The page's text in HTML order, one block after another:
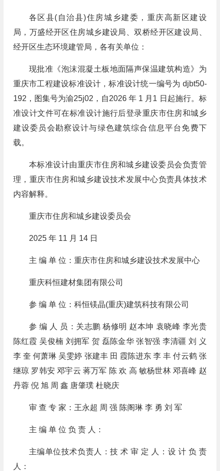
各区县(自治县)住房城乡建委，重庆高新区建设
局，万盛经开区住房城乡建设局、双桥经开区建设局、
经开区生态环境建管局，各有关单位：
现批准《泡沫混凝土板地面隔声保温建筑构造》为
重庆市工程建设标准设计，标准设计统一编号为 djbt50-
192，图集号为渝25j02，自2026 年 1 月1 日起施行。标
准设计文件可在标准设计施行后登录重庆市住房和城乡
建设委员会勘察设计与绿色建筑综合信息平台免费下
载。
本标准设计由重庆市住房和城乡建设委员会负责管
理，重庆市住房和城乡建设技术发展中心负责具体技术
内容解释。
重庆市住房和城乡建设委员会
2025 年 11 月 14 日
主 编 单 位：重庆市住房和城乡建设技术发展中心
重庆科恒建材集团有限公司
参 编 单 位：科恒镁晶(重庆)建筑科技有限公司
参 编 人 员：关志鹏 杨修明 赵本坤 袁晓峰 李光贵
陈红霞 吴俊楠 刘拥军 贺 磊陈金华 张智强 李清疆 刘 义
李 奎 何萧琳 吴雯婷 张建丰 田 霞陈进东 李 丰 付云鹤 张
继琼 罗韩安 邓宇云 蒋万军 陈 欢 高 敏杨世林 邓喜峰 赵
丹蓉 倪 旭 周 鑫 唐肇璞 杜晓庆
审 查 专 家：王永超 周 强 陈阁琳 李 勇 刘 军
主 编 单 位 负 责 人：
主编单位技术负责人：技 术 审 定 人：设 计 负 责
人：